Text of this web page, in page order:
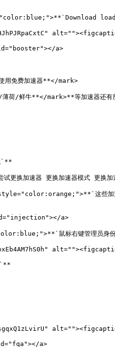
a>
免费加速器**</mark>
牛**</mark>**等加速器还有所
`**
加速器 更换加速器模式 更换加
这些加速器都
a>
鼠标右键管理员身
a>